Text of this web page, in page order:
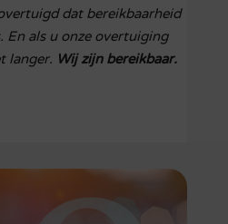
dat bereikbaarheid
En als u onze overtuiging
langer. Wij zijn bereikbaar.